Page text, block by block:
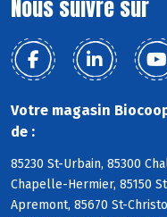
Nous suivre sur
Votre magasin
de :
85230 St-Urbain, 85300
Chapelle-Hermier, 85150
Apremont, 85670 St-